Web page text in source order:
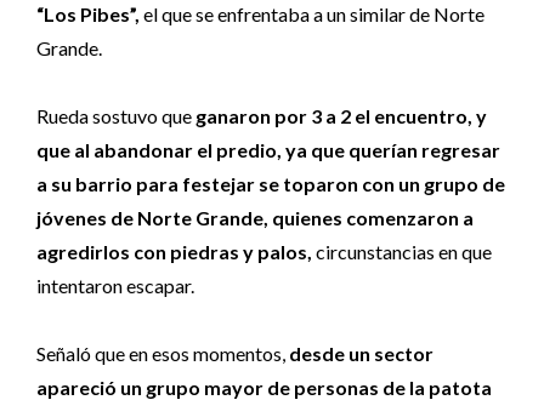
“Los Pibes”, el que se enfrentaba a un similar de Norte
Grande.
Rueda sostuvo que ganaron por 3 a 2 el encuentro, y
que al abandonar el predio, ya que querían regresar
a su barrio para festejar se toparon con un grupo de
jóvenes de Norte Grande, quienes comenzaron a
agredirlos con piedras y palos, circunstancias en que
intentaron escapar.
Señaló que en esos momentos, desde un sector
apareció un grupo mayor de personas de la patota